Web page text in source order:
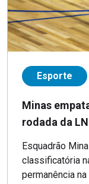
Esporte
Minas
rodada da
Esquadrão
classificatória
permanência